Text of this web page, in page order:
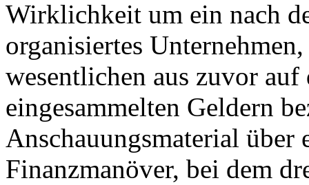
Wirklichkeit um ein nach
organisiertes
wesentlichen aus zuvor
eingesammelten Geldern
Anschauungsmaterial über
Finanzmanöver, bei dem